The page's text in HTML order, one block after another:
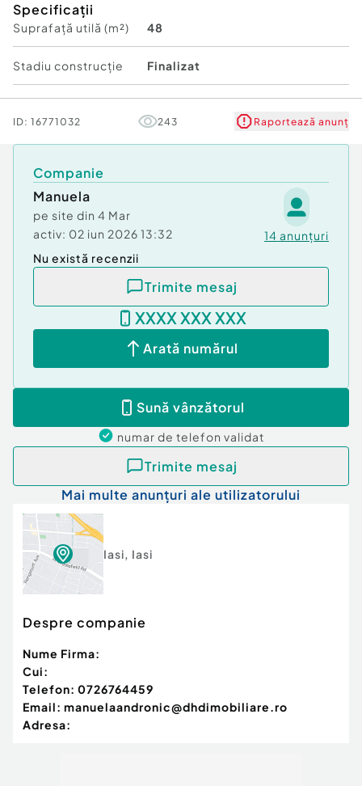
????Fibră optică;
????Sistem supraveghere video, interior și
exterior;
♒️Încălzire în pardoseală;
????Uși Porta Doors;
⬆️Înălțime 3 m;
➡️Vitrină 5 m.
ptr salon de infrumusețare și pentru multe alte
activități.
????Prețul este de 131.000 euro,negociabil
Mai multe detalii la ☎️ 0726764459,Manuela.
Suprafaţă totală: 48 m²
An finalizare construcție: 1984
Vitrină: 5 m
Stadiu construcţie:Finalizat
Tip imobil:Bloc de apartamente
Specificații
Suprafață utilă (m²) 48
Stadiu construcţie Finalizat
ID: 16771032 243 Raportează anunț
Companie
Manuela
pe site din 4 Mar
activ: 02 iun 2026 13:32 14 anunțuri
Nu există recenzii
Trimite mesaj
XXXX XXX XXX
Arată numărul
Sună vânzătorul
numar de telefon validat
Trimite mesaj
Mai multe anunțuri ale utilizatorului
Iasi, Iasi
Despre companie
Nume Firma:
Cui:
Telefon: 0726764459
Email: manuelaandronic@dhdimobiliare.ro
Adresa: